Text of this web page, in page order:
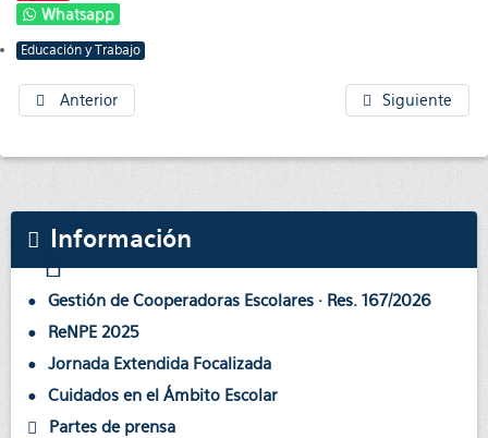
Whatsapp
Educación y Trabajo
Anterior Siguiente
Información
Gestión de Cooperadoras Escolares · Res. 167/2026
ReNPE 2025
Jornada Extendida Focalizada
Cuidados en el Ámbito Escolar
Partes de prensa